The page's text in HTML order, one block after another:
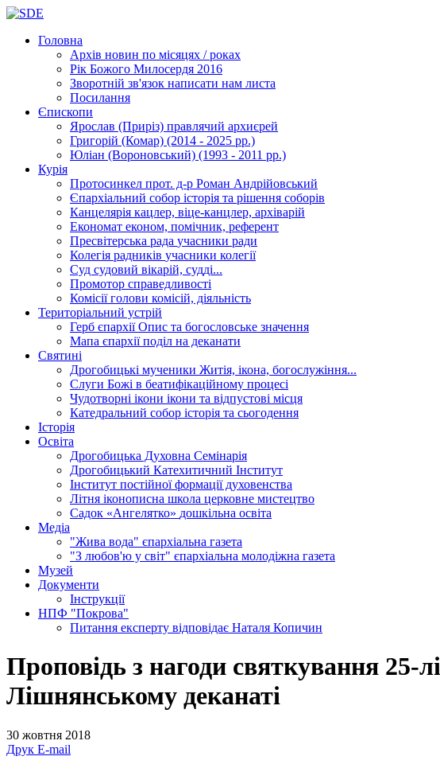
Головна
Архів новин по місяцях / роках
Рік Божого Милосердя 2016
Зворотній зв'язок написати нам листа
Посилання
Єпископи
Ярослав (Приріз) правлячий архиєрей
Григорій (Комар) (2014 - 2025 рр.)
Юліан (Вороновський) (1993 - 2011 рр.)
Курія
Протосинкел прот. д-р Роман Андрійовський
Єпархіальний собор історія та рішення соборів
Канцелярія кацлер, віце-канцлер, архіварій
Економат економ, помічник, референт
Пресвітерська рада учасники ради
Колегія радників учасники колегії
Суд судовий вікарій, судді...
Промотор справедливості
Комісіїголови комісій, діяльність
Територіальний устрій
Герб єпархіїОпис та богословське значення
Мапа єпархіїподіл на деканати
Святині
Дрогобицькі мученики Житія, ікона, богослужіння...
Слуги Божі в беатифікаційному процесі
Чудотворні ікони ікони та відпустові місця
Катедральний собор історія та сьогодення
Історія
Освіта
Дрогобицька Духовна Семінарія
Дрогобицький Катехитичний Інститут
Інститут постійної формації духовенства
Літня іконописна школа церковне мистецтво
Садок «Ангелятко» дошкільна освіта
Медіа
"Жива вода" єпархіальна газета
"З любов'ю у світ" єпархіальна молодіжна газета
Музей
Документи
Інструкції
НПФ "Покрова"
Питання експерту відповідає Наталя Копичин
Проповідь з нагоди святкування 25-
Лішнянському деканаті
30 жовтня 2018
Друк E-mail